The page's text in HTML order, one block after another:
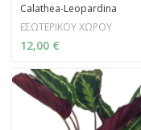
Calathea-Leopardina
ΕΣΩΤΕΡΙΚΟΥ ΧΩΡΟΥ
12,00 €